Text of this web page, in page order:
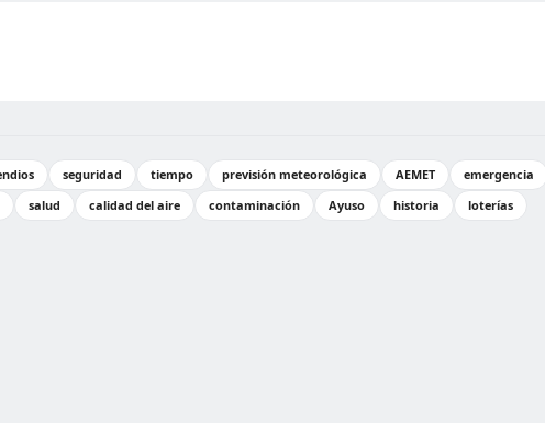
seguridad tiempo previsión meteorológica AEMET
emergencia
salud calidad del aire contaminación Ayuso historia
loterías